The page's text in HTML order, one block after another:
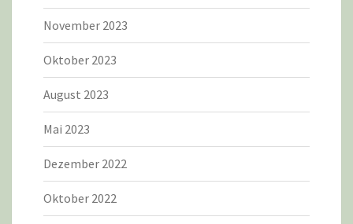
November 2023
Oktober 2023
August 2023
Mai 2023
Dezember 2022
Oktober 2022